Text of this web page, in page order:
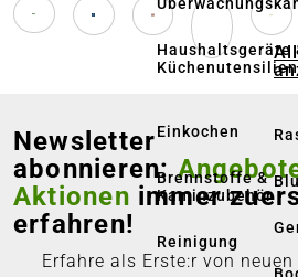
Haushaltsgeräte
Küchenutensilien
Einkochen
Brennstoffe &
Kaminzubehör
Reinigung
Newsletter
abonnieren:
Aktionen immer
erfahren!
Erfahre als Erste:r von